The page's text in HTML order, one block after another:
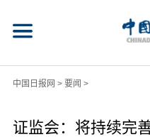
中国日报网 > 要闻 >
证监会：将持续完